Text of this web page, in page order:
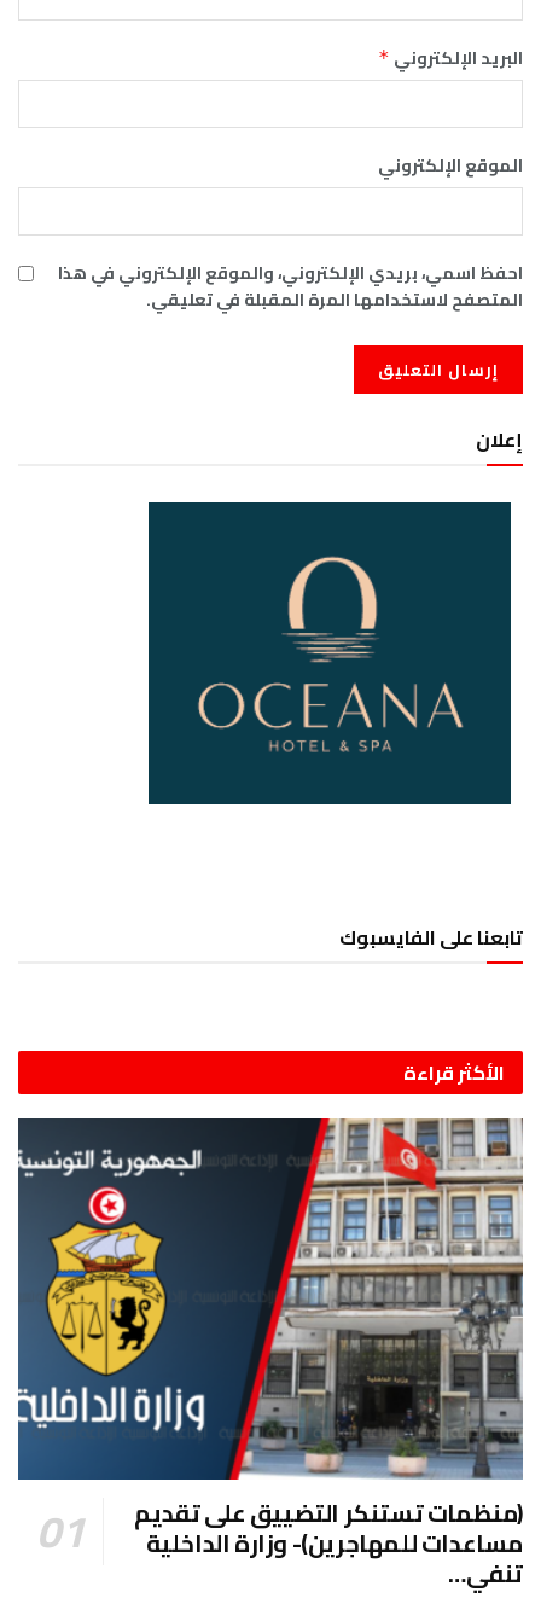
البريد الإلكتروني *
الموقع الإلكتروني
احفظ اسمي، بريدي الإلكتروني، والموقع الإلكتروني في هذا
المتصفح لاستخدامها المرة المقبلة في تعليقي.
إعلان
تابعنا على الفايسبوك
الأكثر قراءة
(منظمات تستنكر التضييق على تقديم
مساعدات للمهاجرين)- وزارة الداخلية
تنفي…